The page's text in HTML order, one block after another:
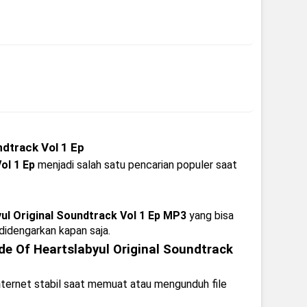
Vol 1 Ep
1 Ep menjadi salah satu pencarian populer saat
Original Soundtrack Vol 1 Ep MP3 yang bisa
kapan saja.
Of Heartslabyul Original Soundtrack
stabil saat memuat atau mengunduh file